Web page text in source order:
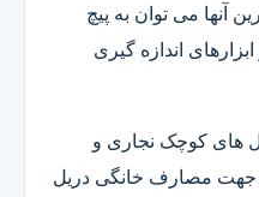
آنها می توان به پیچ
اندازه گیری
های کوچک نجاری و
مصارف خانگی دریل